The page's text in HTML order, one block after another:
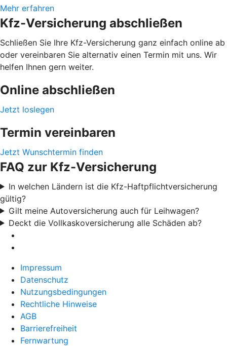
Mehr erfahren
Kfz-Versicherung abschließen
Schließen Sie Ihre Kfz-Versicherung ganz einfach online ab
oder vereinbaren Sie alternativ einen Termin mit uns. Wir
helfen Ihnen gern weiter.
Online abschließen
Jetzt loslegen
Termin vereinbaren
Jetzt Wunschtermin finden
FAQ zur Kfz-Versicherung
In welchen Ländern ist die Kfz-Haftpflichtversicherung
gültig?
Gilt meine Autoversicherung auch für Leihwagen?
Deckt die Vollkaskoversicherung alle Schäden ab?
Impressum
Datenschutz
Nutzungsbedingungen
Rechtliche Hinweise
AGB
Barrierefreiheit
Fernwartung